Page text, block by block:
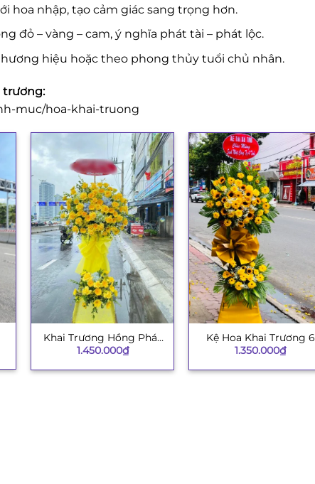
hoa nhập, tạo cảm giác sang trọng hơn.
đỏ – vàng – cam, ý nghĩa phát tài – phát lộc.
hiệu hoặc theo phong thủy tuổi chủ nhân.
trương:
muc/hoa-khai-truong
+
Khai Trương Hồng Phát
003
1.450.000₫
+
Kệ Hoa Khai Trương 6
1.350.000₫